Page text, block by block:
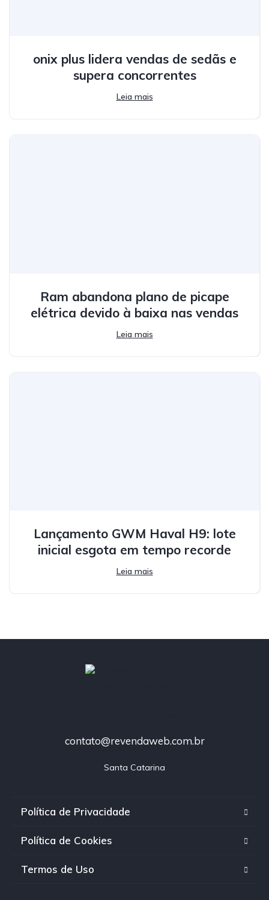
onix plus lidera vendas de sedãs e
supera concorrentes
Leia mais
Ram abandona plano de picape
elétrica devido à baixa nas vendas
Leia mais
Lançamento GWM Haval H9: lote
inicial esgota em tempo recorde
Leia mais
contato@revendaweb.com.br
Santa Catarina
Política de Privacidade
Política de Cookies
Termos de Uso